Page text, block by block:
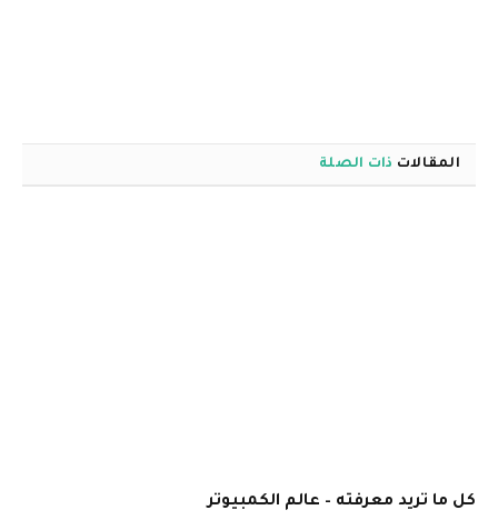
المقالات ذات الصلة
كل ما تريد معرفته – عالم الكمبيوتر